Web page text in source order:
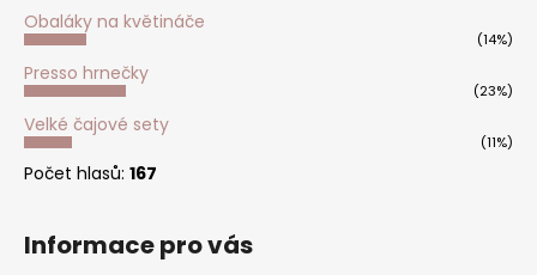
Obaláky na květináče
(14%)
Presso hrnečky
(23%)
Velké čajové sety
(11%)
Počet hlasů: 167
Informace pro vás